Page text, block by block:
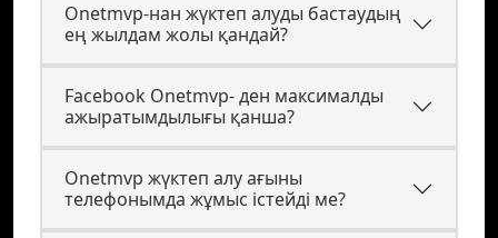
Onetmvp-нан жүктеп алуды бастаудың
ең жылдам жолы қандай?
Facebook Onetmvp- ден максималды
ажыратымдылығы қанша?
Onetmvp жүктеп алу ағыны
телефонымда жұмыс істейді ме?